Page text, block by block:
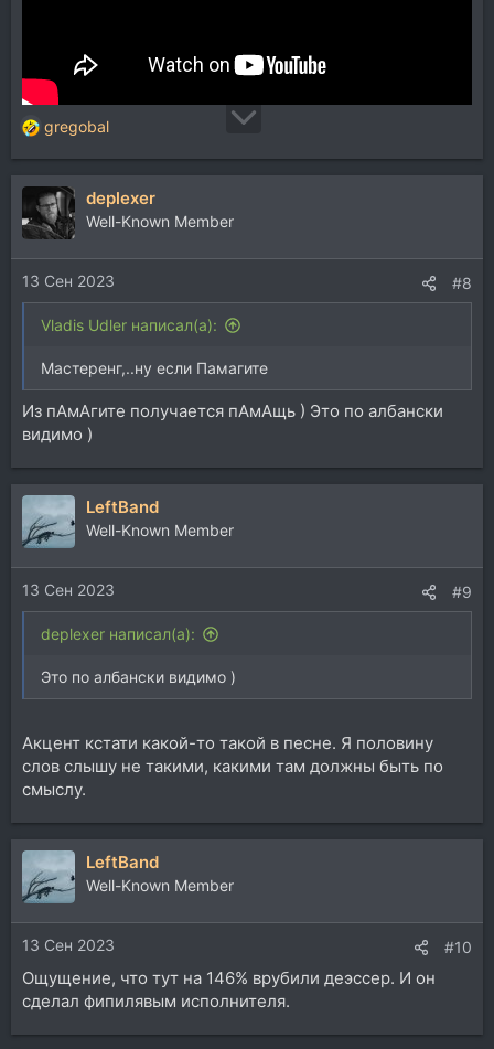
Р
е
а
ц
и
и
:
gregobal
deplexer
Well-Known Member
13 Сен 2023 #8
Vladis Udler написал(а):
Мастеренг,..ну если Памагите
Из пАмАгите получается пАмАщь ) Это по албански
видимо )
LeftBand
Well-Known Member
13 Сен 2023 #9
deplexer написал(а):
Это по албански видимо )
Акцент кстати какой-то такой в песне. Я половину
слов слышу не такими, какими там должны быть по
смыслу.
LeftBand
Well-Known Member
13 Сен 2023 #10
Ощущение, что тут на 146% врубили деэссер. И он
сделал фипилявым исполнителя.